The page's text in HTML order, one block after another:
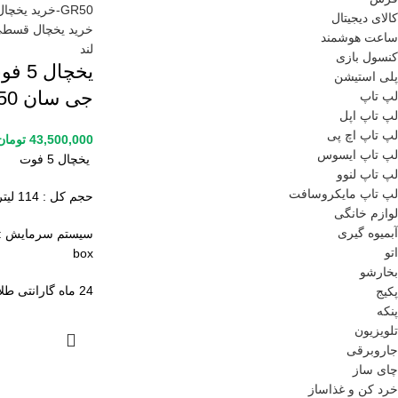
کالای دیجیتال
ساعت هوشمند
کنسول بازی
پلی استیشن
لپ تاپ
لپ تاپ اپل
لپ تاپ اچ پی
لپ تاپ ایسوس
لپ تاپ لنوو
لپ تاپ مایکروسافت
لوازم خانگی
آبمیوه گیری
اتو
بخارشو
پکیج
پنکه
تلویزیون
جاروبرقی
چای ساز
خرد کن و غذاساز
جی سان GR50
43,500,000
یخچال 5 فوت
حجم کل : 114 لیتر
box
24 ماه گارانتی طلایی